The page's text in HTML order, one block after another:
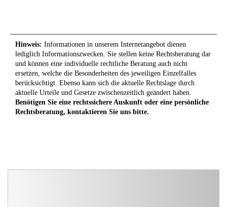
Hinweis: Informationen in unserem Internetangebot dienen
lediglich Informationszwecken. Sie stellen keine Rechtsberatung dar
und können eine individuelle rechtliche Beratung auch nicht
ersetzen, welche die Besonderheiten des jeweiligen Einzelfalles
berücksichtigt. Ebenso kann sich die aktuelle Rechtslage durch
aktuelle Urteile und Gesetze zwischenzeitlich geändert haben.
Benötigen Sie eine rechtssichere Auskunft oder eine persönliche
Rechtsberatung, kontaktieren Sie uns bitte.